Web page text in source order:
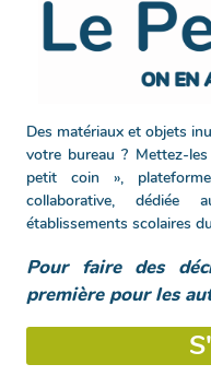
Des matériaux et objets
votre bureau ? Mettez-
petit coin »,
collaborative, dédiée
établissements scolaires
Pour faire des
première pour les